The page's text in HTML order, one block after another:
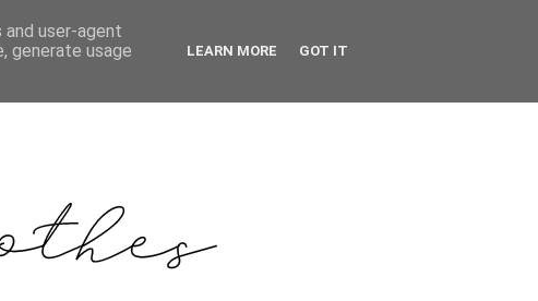
user-agent
generate usage
LEARN MORE GOT IT